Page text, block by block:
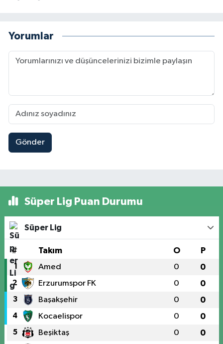
Yorumlar
Gönder
Süper Lig Puan Durumu
Süper Lig
# Takım O P
1 Amed 0 0
2 Erzurumspor FK 0 0
3 Başakşehir 0 0
4 Kocaelispor 0 0
5 Beşiktaş 0 0